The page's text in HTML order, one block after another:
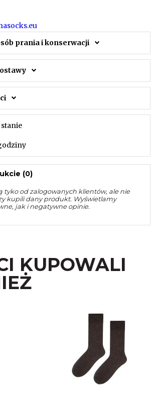
prania i konserwacji
stanie
(0)
tyko od zalogowanych klientów, ale nie
kupili dany produkt. Wyświetlamy
jak i negatywne opinie.
KUPOWALI